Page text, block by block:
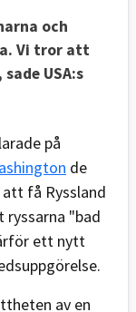
och
Vi tror att
USA:s
på
de
få Ryssland
ryssarna "bad
ett nytt
av en